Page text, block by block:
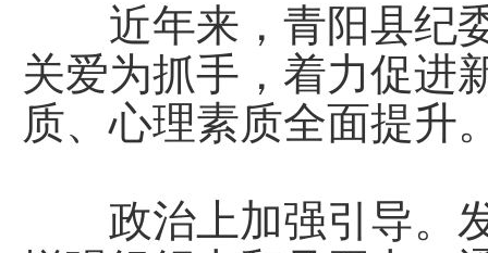
近年来，青阳县纪委
关爱为抓手，着力促进
质、心理素质全面提升
政治上加强引导。发